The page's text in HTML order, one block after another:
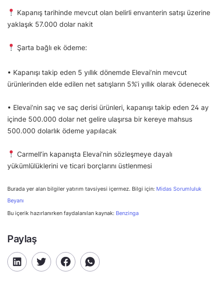
Kapanış tarihinde mevcut olan belirli envanterin satışı üzerine
yaklaşık 57.000 dolar nakit
Şarta bağlı ek ödeme:
• Kapanışı takip eden 5 yıllık dönemde Elevai’nin mevcut
ürünlerinden elde edilen net satışların 5%’i yıllık olarak ödenecek
• Elevai’nin saç ve saç derisi ürünleri, kapanışı takip eden 24 ay
içinde 500.000 dolar net gelire ulaşırsa bir kereye mahsus
500.000 dolarlık ödeme yapılacak
Carmell’in kapanışta Elevai’nin sözleşmeye dayalı
yükümlülüklerini ve ticari borçlarını üstlenmesi
Burada yer alan bilgiler yatırım tavsiyesi içermez. Bilgi için: Midas Sorumluluk
Beyanı
Bu içerik hazırlanırken faydalanılan kaynak: Benzinga
Paylaş